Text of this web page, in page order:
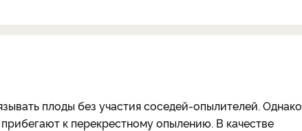
плоды без участия соседей-опылителей. Однако
к перекрестному опылению. В качестве